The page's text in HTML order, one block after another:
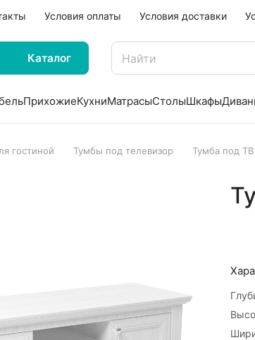
Условия оплаты Условия доставки
Каталог
ПрихожиеКухниМатрасыСтолыШкафы
гостиной Тумбы под телевизор Тумба под